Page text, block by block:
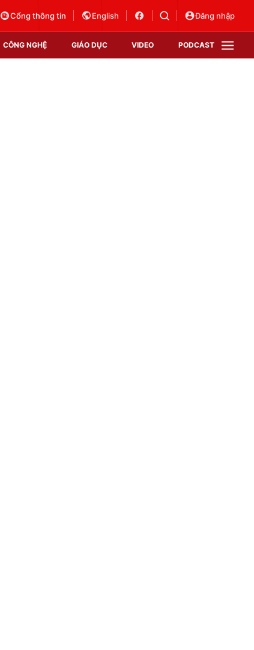
Cổng thông tin English Đăng nhập
CÔNG NGHỆ GIÁO DỤC VIDEO PODCAST